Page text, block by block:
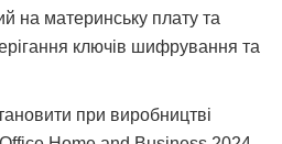
на материнську плату та
ключів шифрування та
при виробництві